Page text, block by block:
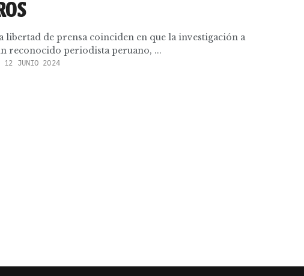
libertad de prensa coinciden en que la investigación a
reconocido periodista peruano, ...
12 JUNIO 2024